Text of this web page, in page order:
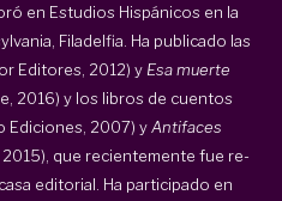
en Estudios Hispánicos en la
Filadelfia. Ha publicado las
Editores, 2012) y Esa muerte
2016) y los libros de cuentos
Ediciones, 2007) yAntifaces
que recientemente fue re-
editorial. Ha participado en